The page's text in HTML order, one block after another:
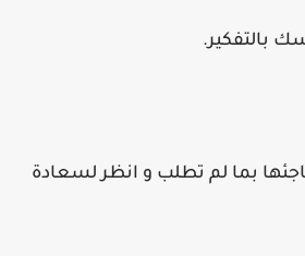
بما لم تطلب و انظر لسعادة